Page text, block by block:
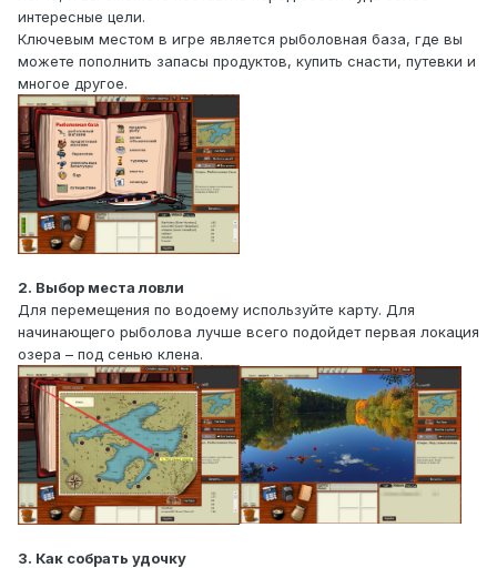
интересные цели.
Ключевым местом в игре является рыболовная база, где вы
можете пополнить запасы продуктов, купить снасти, путевки и
многое другое.
2. Выбор места ловли
Для перемещения по водоему используйте карту. Для
начинающего рыболова лучше всего подойдет первая локация
озера – под сенью клена.
3. Как собрать удочку